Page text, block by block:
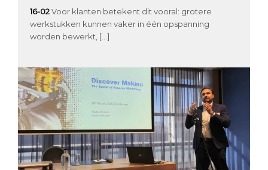
16-02 Voor klanten betekent dit vooral: grotere
werkstukken kunnen vaker in één opspanning
worden bewerkt, […]